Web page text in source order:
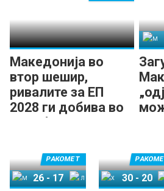
Македонија во
втор шешир,
ривалите за ЕП
2028 ги добива во
Лисабон
РАКОМЕТ
26 - 17 30- 20